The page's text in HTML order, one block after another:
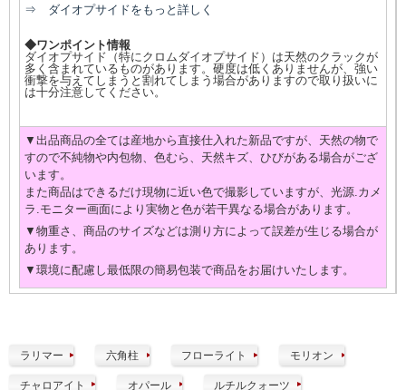
⇒ ダイオプサイドをもっと詳しく
◆ワンポイント情報
ダイオプサイド（特にクロムダイオプサイド）は天然のクラックが
多く含まれているものがあります。硬度は低くありませんが、強い
衝撃を与えてしまうと割れてしまう場合がありますので取り扱いに
は十分注意してください。
▼出品商品の全ては産地から直接仕入れた新品ですが、天然の物で
すので不純物や内包物、色むら、天然キズ、ひびがある場合がござ
います。
また商品はできるだけ現物に近い色で撮影していますが、光源.カメ
ラ.モニター画面により実物と色が若干異なる場合があります。
▼物重さ、商品のサイズなどは測り方によって誤差が生じる場合が
あります。
▼環境に配慮し最低限の簡易包装で商品をお届けいたします。
ラリマー 六角柱 フローライト モリオン
チャロアイト オパール ルチルクォーツ